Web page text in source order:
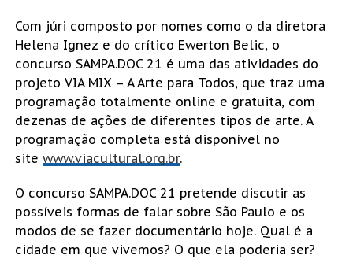
Com júri composto por nomes como o da diretora
Helena Ignez e do crítico Ewerton Belic, o
concurso SAMPA.DOC 21 é uma das atividades do
projeto VIA MIX – A Arte para Todos, que traz uma
programação totalmente online e gratuita, com
dezenas de ações de diferentes tipos de arte. A
programação completa está disponível no
site www.viacultural.org.br.
O concurso SAMPA.DOC 21 pretende discutir as
possíveis formas de falar sobre São Paulo e os
modos de se fazer documentário hoje. Qual é a
cidade em que vivemos? O que ela poderia ser?